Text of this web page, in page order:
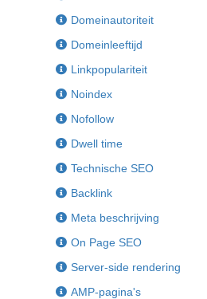
Domeinautoriteit
Domeinleeftijd
Linkpopulariteit
Noindex
Nofollow
Dwell time
Technische SEO
Backlink
Meta beschrijving
On Page SEO
Server-side rendering
AMP-pagina's